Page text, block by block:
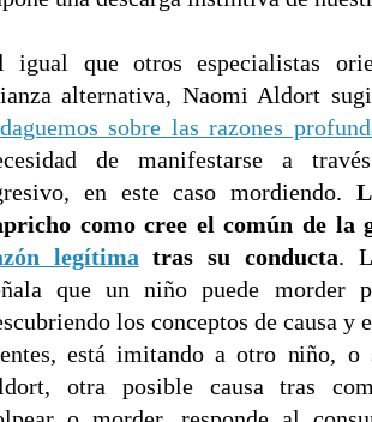
igual que otros especialistas
alternativa, Naomi Aldort
sobre las razones
de manifestarse a
en este caso mordiendo.
como cree el común de la
legítimatras su conducta.
que un niño puede morder
los conceptos de causa y
está imitando a otro niño, o
otra posible causa tras